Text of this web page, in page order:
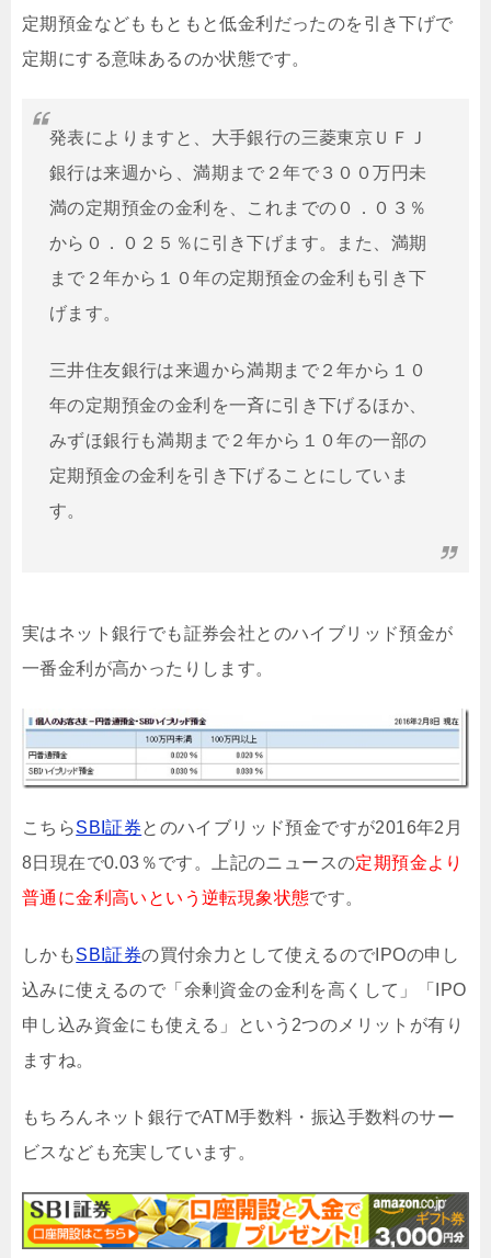
定期預金などももともと低金利だったのを引き下げで
定期にする意味あるのか状態です。
発表によりますと、大手銀行の三菱東京ＵＦＪ
銀行は来週から、満期まで２年で３００万円未
満の定期預金の金利を、これまでの０．０３％
から０．０２５％に引き下げます。また、満期
まで２年から１０年の定期預金の金利も引き下
げます。
三井住友銀行は来週から満期まで２年から１０
年の定期預金の金利を一斉に引き下げるほか、
みずほ銀行も満期まで２年から１０年の一部の
定期預金の金利を引き下げることにしていま
す。
実はネット銀行でも証券会社とのハイブリッド預金が
一番金利が高かったりします。
こちらSBI証券とのハイブリッド預金ですが2016年2月
8日現在で0.03％です。上記のニュースの定期預金より
普通に金利高いという逆転現象状態です。
しかもSBI証券の買付余力として使えるのでIPOの申し
込みに使えるので「余剰資金の金利を高くして」「IPO
申し込み資金にも使える」という2つのメリットが有り
ますね。
もちろんネット銀行でATM手数料・振込手数料のサー
ビスなども充実しています。